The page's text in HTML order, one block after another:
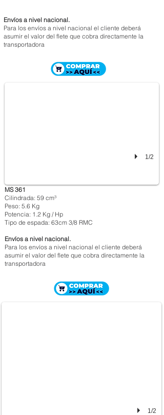
Envíos a nivel nacional.
Para los envíos a nivel nacional el cliente deberá
asumir el valor del flete que cobra directamente la
transportadora
MOTOSIERRA STIHL MS 361
$ 2.464.000
1/2
MS 361
Cilindrada: 59 cm³
Peso: 5.6 Kg
Potencia: 1.2 Kg / Hp
Tipo de espada: 63cm 3/8 RMC
Envíos a nivel nacional.
Para los envíos a nivel nacional el cliente deberá
asumir el valor del flete que cobra directamente la
transportadora
MOTOSIERRA STIHL MS 382
$ 2.842.000
1/2